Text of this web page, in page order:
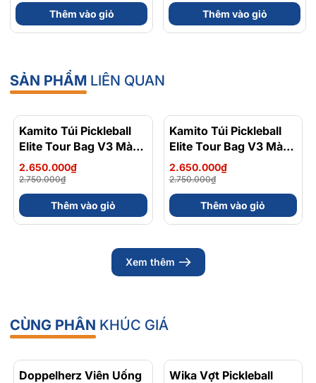
Thêm vào giỏ
Trợ Tim Mạch, Hệ Tiêu
Hoá - Hộp 120 Viên
Thêm vào giỏ
SẢN PHẨM LIÊN QUAN
- 4%
Kamito Túi Pickleball
Elite Tour Bag V3 Màu
Xanh Bạc Hà
2.650.000₫
2.750.000₫
Thêm vào giỏ
- 4%
Kamito Túi Pickleball
Elite Tour Bag V3 Màu
Nâu Đất
2.650.000₫
2.750.000₫
Thêm vào giỏ
Xem thêm
CÙNG PHÂN KHÚC GIÁ
Doppelherz Viên Uống
- 13%
Wika Vợt Pickleball